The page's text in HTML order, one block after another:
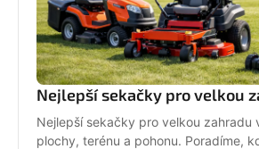
Nejlepší sekačky pro velkou
Nejlepší sekačky pro velkou zahradu
plochy, terénu a pohonu. Poradíme,